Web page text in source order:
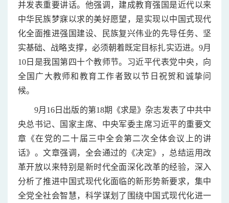
并发表重要讲话。他强调，建成教育强国是近代以来
中华民族梦寐以求的美好愿望，是实现以中国式现代
化全面推进强国建设、民族复兴伟业的先导任务、坚
实基础、战略支撑，必须朝着既定目标扎实迈进。9月
10日是我国第四十个教师节。习近平代表党中央，向
全国广大教师和教育工作者致以节日祝贺和诚挚问
候。
9月16日出版的第18期《求是》杂志发表了中共中
央总书记、国家主席、中央军委主席习近平的重要文
章《在党的二十届三中全会第二次全体会议上的讲
话》。文章强调，全会通过的《决定》，总结运用改
革开放以来特别是新时代全面深化改革的经验，深入
分析了推进中国式现代化面临的新形势新要求，集中
全党全社会智慧，科学谋划了围绕中国式现代化进一